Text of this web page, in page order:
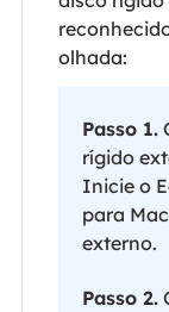
olhada:
Passo 1.
rígido
Inicie o
para
externo.
Passo 2.